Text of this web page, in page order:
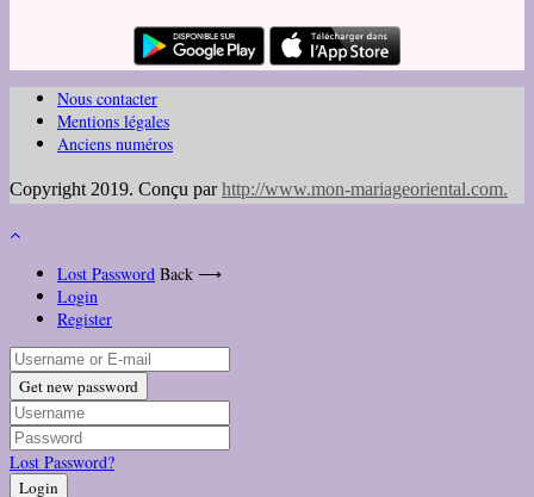
Nous contacter
Mentions légales
Anciens numéros
Copyright 2019. Conçu parhttp://www.mon-mariageoriental.com.
Lost Password Back ⟶
Login
Register
Get new password
Lost Password?
Login